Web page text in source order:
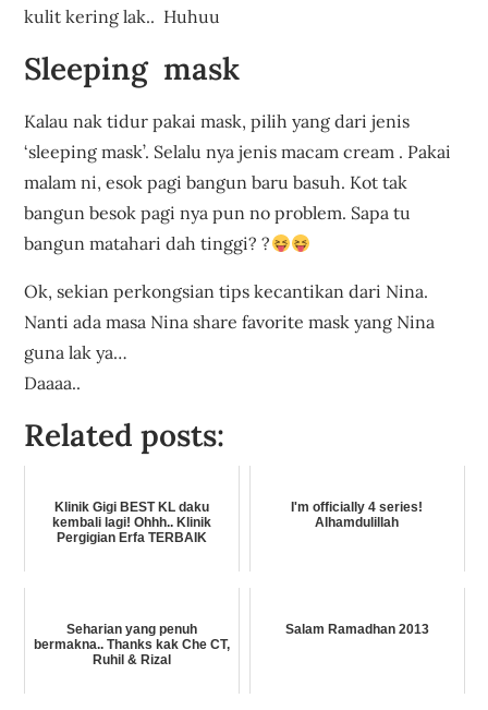
kulit kering lak.. Huhuu
Sleeping mask
Kalau nak tidur pakai mask, pilih yang dari jenis
‘sleeping mask’. Selalu nya jenis macam cream . Pakai
malam ni, esok pagi bangun baru basuh. Kot tak
bangun besok pagi nya pun no problem. Sapa tu
bangun matahari dah tinggi? ?
Ok, sekian perkongsian tips kecantikan dari Nina.
Nanti ada masa Nina share favorite mask yang Nina
guna lak ya…
Daaaa..
Related posts:
Klinik Gigi BEST KL daku
kembali lagi! Ohhh.. Klinik
Pergigian Erfa TERBAIK
I'm officially 4 series!
Alhamdulillah
Seharian yang penuh
bermakna.. Thanks kak Che CT,
Ruhil & Rizal
Salam Ramadhan 2013